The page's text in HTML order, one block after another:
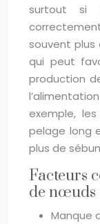
surtout
souvent plus
qui peut
production
exemple,
pelage long
plus de
Facteurs
de nœuds
Manque